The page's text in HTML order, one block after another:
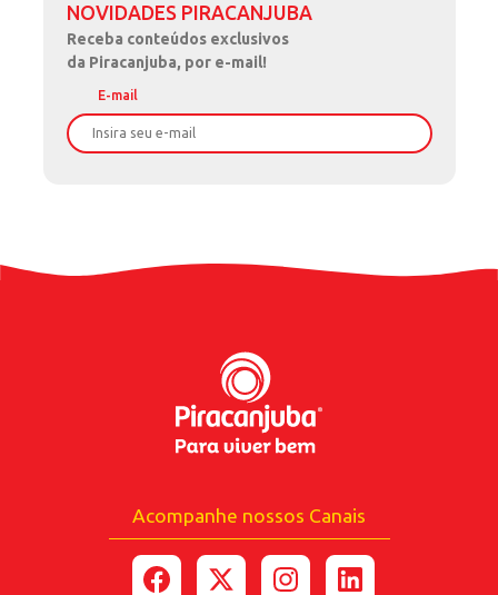
NOVIDADES PIRACANJUBA
Receba conteúdos exclusivos
da Piracanjuba, por e-mail!
E-mail
Sobrenome
*Ao enviar esse formulário, você confirma ter 18
anos ou mais.
*Estou de acordo com a coleta e uso dos dados
Acompanhe nossos Canais